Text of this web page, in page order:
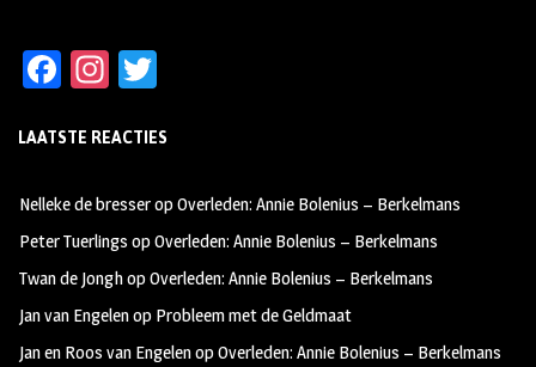
Fa
b
oo
k
In
ag
m
tt
LAATSTE REACTIES
Nelleke de bresseropOverleden: Annie Bolenius – Berkelmans
Peter Tuerlings opOverleden: Annie Bolenius – Berkelmans
Twan de JonghopOverleden: Annie Bolenius – Berkelmans
Jan van Engelenop Probleem met de Geldmaat
Jan en Roos van EngelenopOverleden: Annie Bolenius – Berkelmans